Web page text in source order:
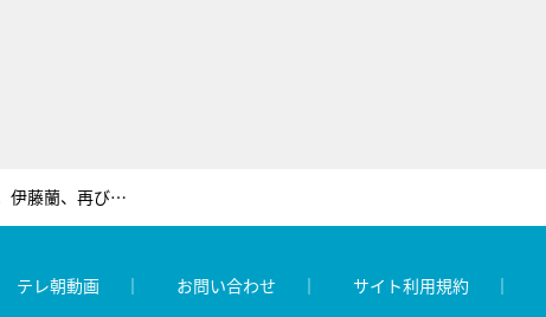
キャンディーズ解散から41年。伊藤蘭、再び歌手デビューに夫・水谷豊の反応は？
テレ朝動画 お問い合わせ サイト利用規約